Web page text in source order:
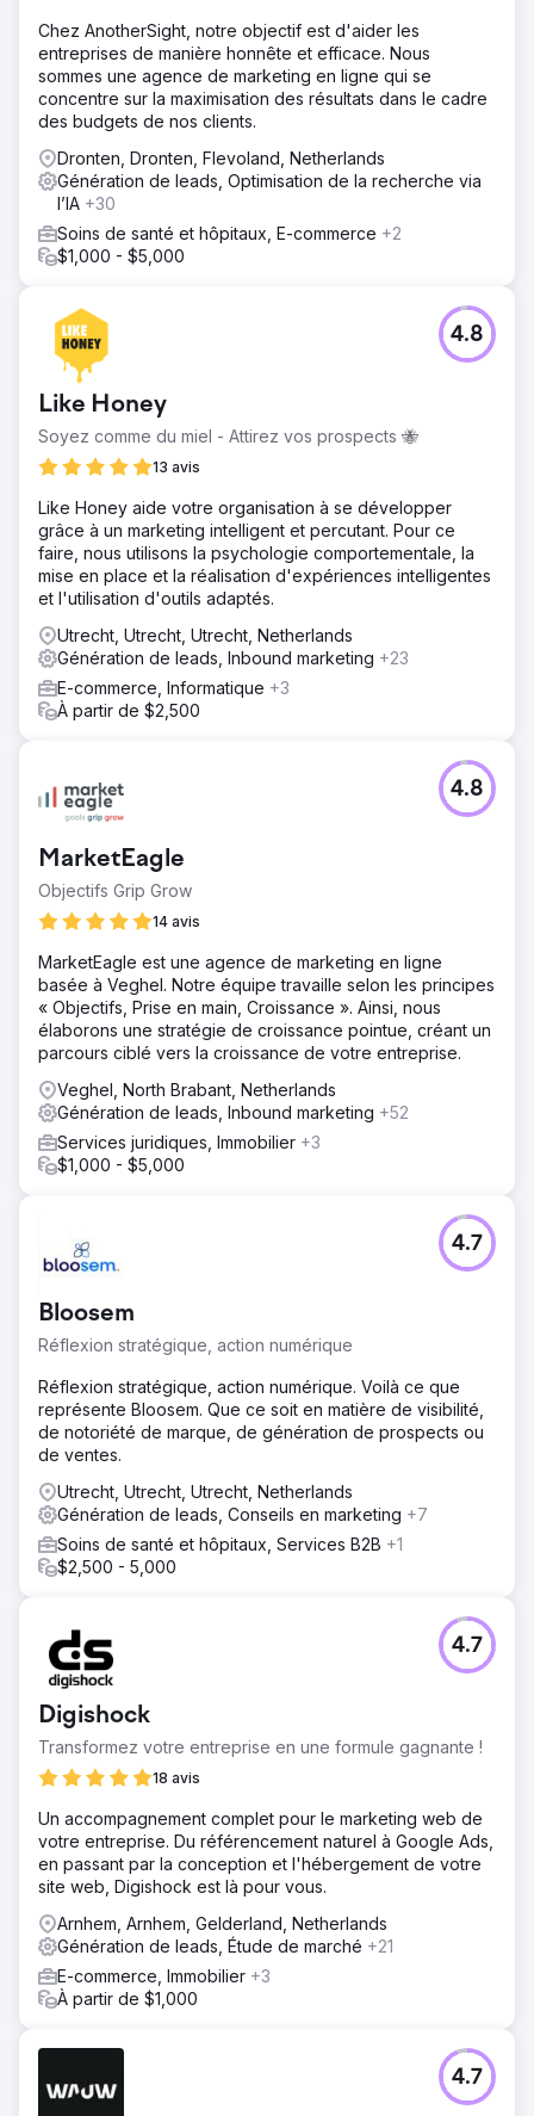
Chez AnotherSight, notre objectif est d'aider les
entreprises de manière honnête et efficace. Nous
sommes une agence de marketing en ligne qui se
concentre sur la maximisation des résultats dans le cadre
des budgets de nos clients.
Dronten, Dronten, Flevoland, Netherlands
Génération de leads, Optimisation de la recherche via
l’IA +30
Soins de santé et hôpitaux, E-commerce +2
$1,000 - $5,000
Like Honey
Soyez comme du miel - Attirez vos prospects 🐝
13 avis
4.8
Like Honey aide votre organisation à se développer
grâce à un marketing intelligent et percutant. Pour ce
faire, nous utilisons la psychologie comportementale, la
mise en place et la réalisation d'expériences intelligentes
et l'utilisation d'outils adaptés.
Utrecht, Utrecht, Utrecht, Netherlands
Génération de leads, Inbound marketing +23
E-commerce, Informatique +3
À partir de $2,500
MarketEagle
Objectifs Grip Grow
14 avis
4.8
MarketEagle est une agence de marketing en ligne
basée à Veghel. Notre équipe travaille selon les principes
« Objectifs, Prise en main, Croissance ». Ainsi, nous
élaborons une stratégie de croissance pointue, créant un
parcours ciblé vers la croissance de votre entreprise.
Veghel, North Brabant, Netherlands
Génération de leads, Inbound marketing +52
Services juridiques, Immobilier +3
$1,000 - $5,000
Bloosem
Réflexion stratégique, action numérique
4.7
Réflexion stratégique, action numérique. Voilà ce que
représente Bloosem. Que ce soit en matière de visibilité,
de notoriété de marque, de génération de prospects ou
de ventes.
Utrecht, Utrecht, Utrecht, Netherlands
Génération de leads, Conseils en marketing +7
Soins de santé et hôpitaux, Services B2B +1
$2,500 - 5,000
Digishock
Transformez votre entreprise en une formule gagnante !
18 avis
4.7
Un accompagnement complet pour le marketing web de
votre entreprise. Du référencement naturel à Google Ads,
en passant par la conception et l'hébergement de votre
site web, Digishock est là pour vous.
Arnhem, Arnhem, Gelderland, Netherlands
Génération de leads, Étude de marché +21
E-commerce, Immobilier +3
À partir de $1,000
4.7